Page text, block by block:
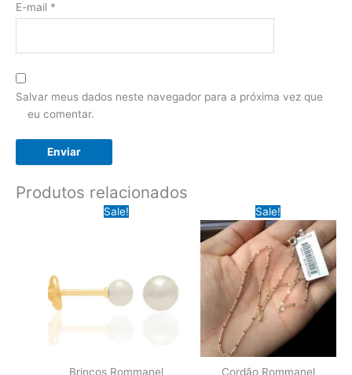
E-mail *
Salvar meus dados neste navegador para a próxima vez que
eu comentar.
Produtos relacionados
Sale!
Brincos Rommanel
Sale!
Cordão Rommanel